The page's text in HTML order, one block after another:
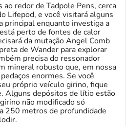
ao redor de Tadpole Pens, cerca
Lifepod, e você visitará alguns
principal enquanto investiga a
perto de fontes de calor
da mutação Angel Comb
de Wander para explorar
precisa do ressonador
mineral robusto que, em nossa
enormes. Se você
próprio veículo girino, fique
Alguns depósitos de lítio estão
não modificado só
250 metros de profundidade